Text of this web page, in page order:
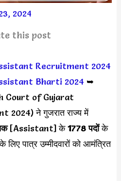
2024
this post
Recruitment 2024
Bharti 2024 ➥
Court of Gujarat
ने गुजरात राज्य में
[Assistant] के1778 पदोंके
लिए पात्र उम्मीदवारों को आमंत्रित